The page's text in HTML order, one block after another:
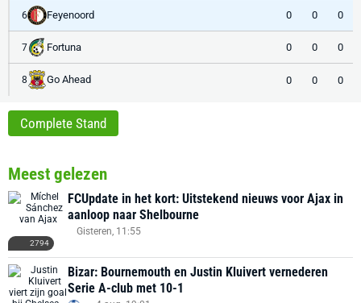
6 Feyenoord 0 0 0
7 Fortuna 0 0 0
8 Go Ahead 0 0 0
Complete Stand
Meest gelezen
2794
FCUpdate in het kort: Uitstekend nieuws voor Ajax in
aanloop naar Shelbourne
Gisteren, 11:55
Bizar: Bournemouth en Justin Kluivert vernederen
Serie A-club met 10-1